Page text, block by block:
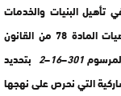
تأهيل البنيات والخدمات
الأساسية لتحسين ظروف عيش الساكنة وتفعيلا لمقتضيات المادة 78 من القانون
301
–
16
–
2 بتحديد
التي نحرص على نهجها